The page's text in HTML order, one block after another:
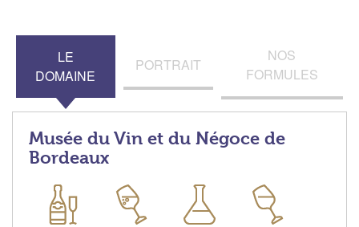
LE
DOMAINE
PORTRAIT
NOS
FORMULES
Musée du Vin et du Négoce de
Bordeaux